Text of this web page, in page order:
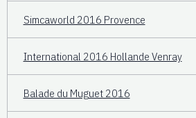
Simcaworld 2016 Provence
International 2016 Hollande Venray
Balade du Muguet 2016